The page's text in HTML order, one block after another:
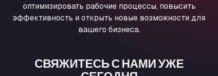
Nellinger Str. 24, 89188
ARAL Autohof Preis
Schellweilerstraße 1, 66871
Obernburger Str. 127, 63811
оптимизировать рабочие процессы, повысить
эффективность и открыть новые возможности для
вашего бизнеса.
СВЯЖИТЕСЬ С НАМИ УЖЕ